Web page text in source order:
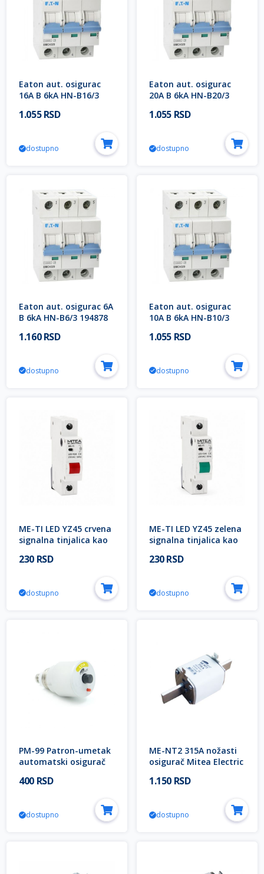
Eaton aut. osigurac
16A B 6kA HN-B16/3
1.055 RSD
dostupno
Eaton aut. osigurac
20A B 6kA HN-B20/3
1.055 RSD
dostupno
Eaton aut. osigurac 6A
B 6kA HN-B6/3 194878
1.160 RSD
dostupno
Eaton aut. osigurac
10A B 6kA HN-B10/3
1.055 RSD
dostupno
ME-TI LED YZ45 crvena
signalna tinjalica kao
Electric
230 RSD
dostupno
ME-TI LED YZ45 zelena
signalna tinjalica kao
Electric
230 RSD
dostupno
PM-99 Patron-umetak
automatski osigurač
Mitea Electric
400 RSD
dostupno
ME-NT2 315A nožasti
osigurač Mitea Electric
1.150 RSD
dostupno